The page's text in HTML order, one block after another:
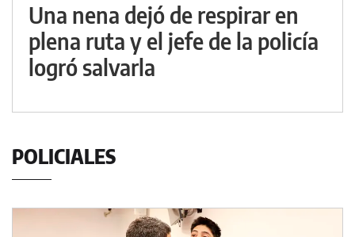
Una nena dejó de respirar en
plena ruta y el jefe de la policía
logró salvarla
POLICIALES